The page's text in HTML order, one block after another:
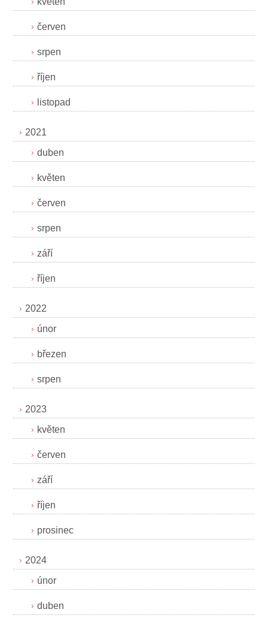
červen
srpen
říjen
listopad
2021
duben
květen
červen
srpen
září
říjen
2022
únor
březen
srpen
2023
květen
červen
září
říjen
prosinec
2024
únor
duben